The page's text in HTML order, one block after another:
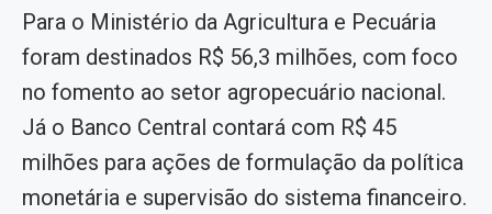
Para o Ministério da Agricultura e Pecuária
foram destinados R$ 56,3 milhões, com foco
no fomento ao setor agropecuário nacional.
Já o Banco Central contará com R$ 45
milhões para ações de formulação da política
monetária e supervisão do sistema financeiro.